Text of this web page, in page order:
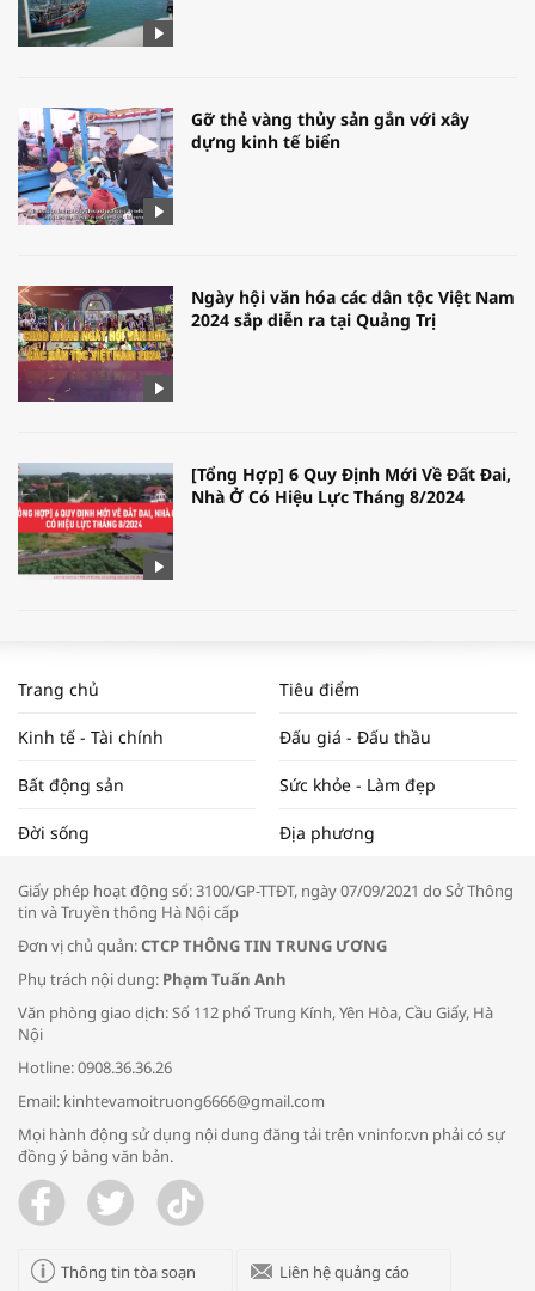
Gỡ thẻ vàng thủy sản gắn với xây
dựng kinh tế biển
Ngày hội văn hóa các dân tộc Việt Nam
2024 sắp diễn ra tại Quảng Trị
[Tổng Hợp] 6 Quy Định Mới Về Đất Đai,
Nhà Ở Có Hiệu Lực Tháng 8/2024
NAM NĂM 2024 VÀ NĂM 2025 | NHỊP
ĐẬP THỊ TRƯỜNG #62
Tọa đàm “Xúc tiến thương mại: Khơi
Bác sĩ tư vấn cách phòng tránh bệnh
đường hô hấp trong thời tiết giao mùa
Trao yêu thương cho em
Trang chủ Tiêu điểm
Kinh tế - Tài chính Đấu giá - Đấu thầu
Bất động sản Sức khỏe - Làm đẹp
Đời sống Địa phương
Giấy phép hoạt động số: 3100/GP-TTĐT, ngày 07/09/2021 do Sở Thông
tin và Truyền thông Hà Nội cấp
Đơn vị chủ quản:CTCP THÔNG TIN TRUNG ƯƠNG
Phụ trách nội dung: Phạm Tuấn Anh
Văn phòng giao dịch: Số 112 phố Trung Kính, Yên Hòa, Cầu Giấy, Hà
Nội
Hotline: 0908.36.36.26
Email: kinhtevamoitruong6666@gmail.com
Mọi hành động sử dụng nội dung đăng tải trên vninfor.vn phải có sự
đồng ý bằng văn bản.
Thông tin tòa soạn Liên hệ quảng cáo